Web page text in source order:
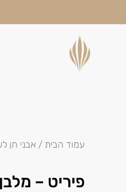
עמוד הבית / אבני חן
פיריט –